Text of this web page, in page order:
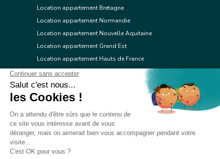
Location appartement Bretagne
Location appartement Normandie
Location appartement Nouvelle Aquitaine
Location appartement Grand Est
Location appartement Hauts de France
Location appartement Ile de France
Location appartement Centre Val de Loire
Location appartement Occitanie
Location appartement Provence Alpes Côte d'Azur
Location appartement Corse